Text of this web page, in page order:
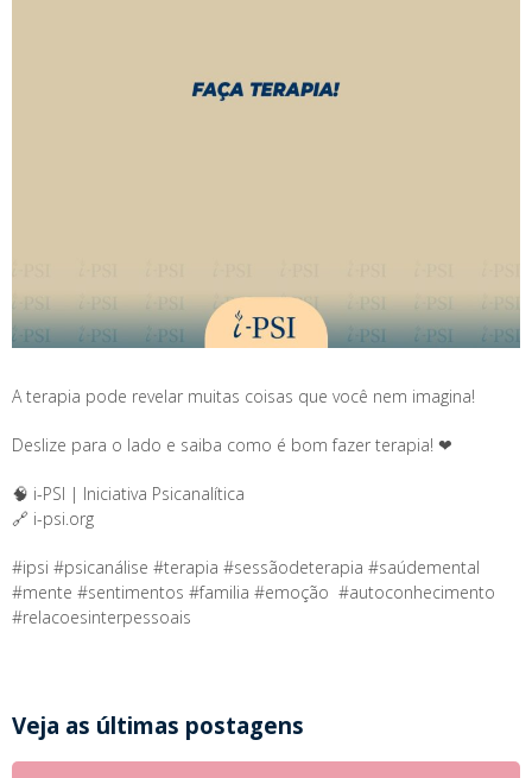
A terapia pode revelar muitas coisas que você nem imagina!
Deslize para o lado e saiba como é bom fazer terapia! ❤
🧠 i-PSI | Iniciativa Psicanalítica
🔗 i-psi.org
#ipsi #psicanálise #terapia #sessãodeterapia #saúdemental
#mente #sentimentos #familia #emoção #autoconhecimento
#relacoesinterpessoais
Veja as últimas postagens